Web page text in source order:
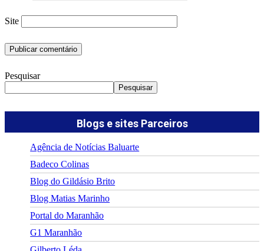
Site
Pesquisar
Pesquisar
Blogs e sites Parceiros
Agência de Notícias Baluarte
Badeco Colinas
Blog do Gildásio Brito
Blog Matias Marinho
Portal do Maranhão
G1 Maranhão